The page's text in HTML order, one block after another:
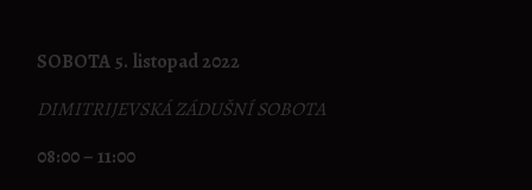
SOBOTA 5. listopad 2022
DIMITRIJEVSKÁ ZÁDUŠNÍ SOBOTA
08:00 – 11:00